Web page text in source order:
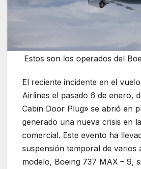
Estos son los operados del
El reciente incidente en el
Airlines el pasado 6 de enero,
Cabin Door Plug» se abrió en
generado una nueva crisis en
comercial. Este evento ha
suspensión temporal de varios
modelo, Boeing 737 MAX – 9,